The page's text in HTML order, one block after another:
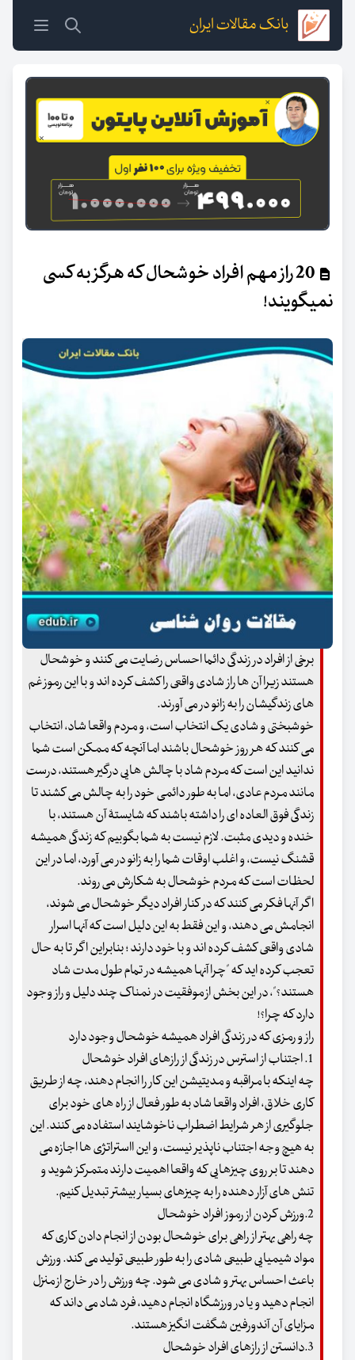
بانک مقالات ایران
20 راز مهم افراد خوشحال که هرگز به کسی
نمیگویند!
برخی از افراد در زندگی دائما احساس رضایت می کنند و خوشحال
هستند زیرا آن ها راز شادی واقعی را کشف کرده اند و با این رموز غم
های زندگیشان را به زانو در می آورند.
خوشبختی و شادی یک انتخاب است، و مردم واقعا شاد، انتخاب
می کنند که هر روز خوشحال باشند اما آنچه که ممکن است شما
ندانید این است که مردم شاد با چالش هایی درگیر هستند، درست
مانند مردم عادی، اما به طور دائمی خود را به چالش می کشند تا
زندگی فوق العاده ای را داشته باشند که شایستۀ آن هستند، با
خنده و دیدی مثبت. لازم نیست به شما بگوبیم که زندگی همیشه
قشنگ نیست، و اغلب اوقات شما را به زانو در می آورد، اما در این
لحظات است که مردم خوشحال به شکارش می روند.
اگر آنها فکر می کنند که در کنار افراد دیگر خوشحال می شوند،
انجامش می دهند، و این فقط به این دلیل است که آنها اسرار
شادی واقعی کشف کرده اند و با خود دارند ؛ بنابراین اگر تا به حال
تعجب کرده اید که "چرا آنها همیشه در تمام طول مدت شاد
هستند؟"، در این بخش از موفقیت در نمناک چند دلیل و راز وجود
دارد که چرا؟!
راز و رمزی که در زندگی افراد همیشه خوشحال وجود دارد
1. اجتناب از استرس در زندگی از رازهای افراد خوشحال
چه اینکه با مراقبه و مدیتیشن این کار را انجام دهند، چه از طریق
کاری خلاق، افراد واقعا شاد به طور فعال از راه های خود برای
جلوگیری از هر شرایط اضطراب ناخوشایند استفاده می کنند. این
به هیچ وجه اجتناب ناپذیر نیست، و این ااستراتژی ها اجازه می
دهند تا بر روی چیزهایی که واقعا اهمیت دارند متمرکز شوید و
تنش های آزار دهنده را به چیزهای بسیار بیشتر تبدیل کنیم.
2.ورزش کردن از رموز افراد خوشحال
چه راهی بهتر از راهی برای خوشحال بودن از انجام دادن کاری که
مواد شیمیایی طبیعی شادی را به طور طبیعی تولید می کند. ورزش
باعث احساس بهتر و شادی می شود. چه ورزش را در خارج از منزل
انجام دهید و یا در ورزشگاه انجام دهید، فرد شاد می داند که
مزایای آن آندورفین شگفت انگیز هستند.
3.دانستن از رازهای افراد خوشحال